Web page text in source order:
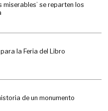
miserables’ se reparten los
la Feria del Libro
de un monumento